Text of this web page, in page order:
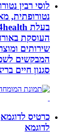
לוסי רבין נטורופתית
נטורופתית,
העוסקת באורח
שירותים ומוצרים
המבקשים לשפר
סגנון חיים בריא.
כרטיס לדוגמא
לדוגמא